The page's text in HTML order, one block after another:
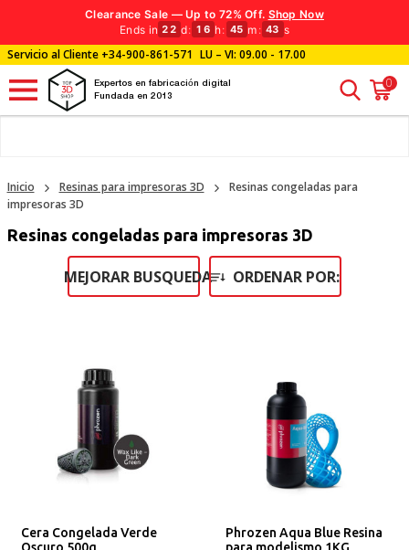
Clearance Sale — Up to 72% Off. Shop Now
Ends in 22 d: 16 h: 45 m : 41 s
Servicio al Cliente +34-900-861-571 LU – VI: 09.00 - 17.00
Expertos en fabricación digital
Fundada en 2013
0
Inicio Resinas para impresoras 3D
Resinas congeladas para
impresoras 3D
Resinas congeladas para impresoras 3D
MEJORAR BUSQUEDA ORDENAR POR:
Cera Congelada Verde
Phrozen Aqua Blue Resina